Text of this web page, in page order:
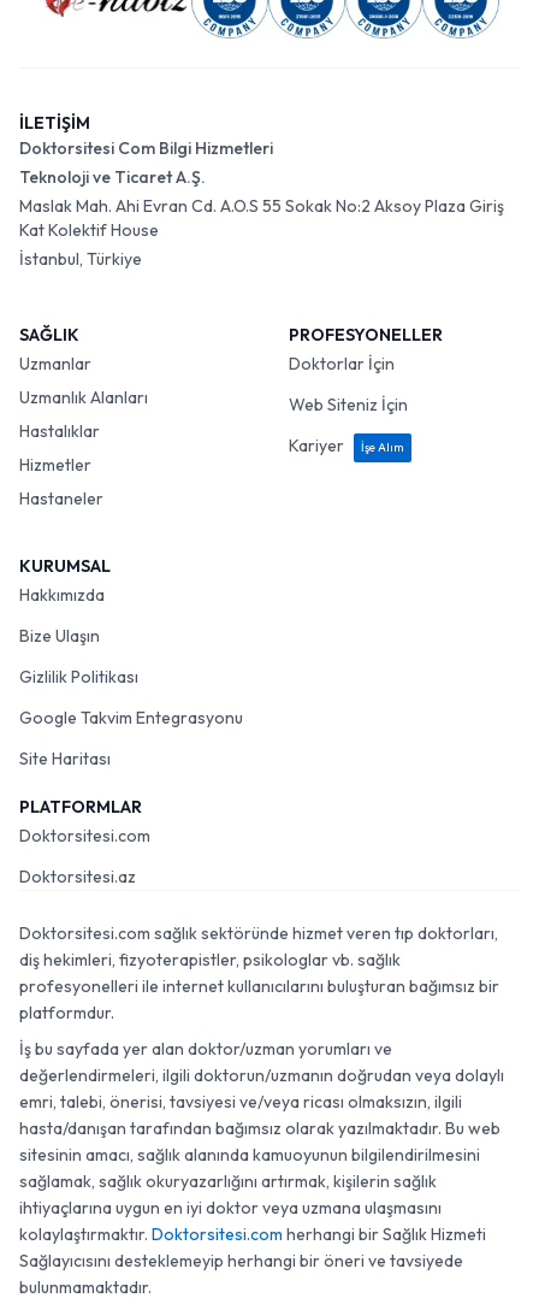
İLETİŞİM
Doktorsitesi Com Bilgi Hizmetleri
Teknoloji ve Ticaret A.Ş.
Maslak Mah. Ahi Evran Cd. A.O.S 55 Sokak No:2 Aksoy Plaza Giriş
Kat Kolektif House
İstanbul, Türkiye
SAĞLIK
Uzmanlar
Uzmanlık Alanları
Hastalıklar
Hizmetler
Hastaneler
PROFESYONELLER
Doktorlar İçin
Web Siteniz İçin
Kariyer
İşe Alım
KURUMSAL
Hakkımızda
Bize Ulaşın
Gizlilik Politikası
Google Takvim Entegrasyonu
Site Haritası
PLATFORMLAR
Doktorsitesi.com
Doktorsitesi.az
Doktorsitesi.com sağlık sektöründe hizmet veren tıp doktorları,
diş hekimleri, fizyoterapistler, psikologlar vb. sağlık
profesyonelleri ile internet kullanıcılarını buluşturan bağımsız bir
platformdur.
İş bu sayfada yer alan doktor/uzman yorumları ve
değerlendirmeleri, ilgili doktorun/uzmanın doğrudan veya dolaylı
emri, talebi, önerisi, tavsiyesi ve/veya ricası olmaksızın, ilgili
hasta/danışan tarafından bağımsız olarak yazılmaktadır. Bu web
sitesinin amacı, sağlık alanında kamuoyunun bilgilendirilmesini
sağlamak, sağlık okuryazarlığını artırmak, kişilerin sağlık
ihtiyaçlarına uygun en iyi doktor veya uzmana ulaşmasını
kolaylaştırmaktır. Doktorsitesi.com herhangi bir Sağlık Hizmeti
Sağlayıcısını desteklemeyip herhangi bir öneri ve tavsiyede
bulunmamaktadır.